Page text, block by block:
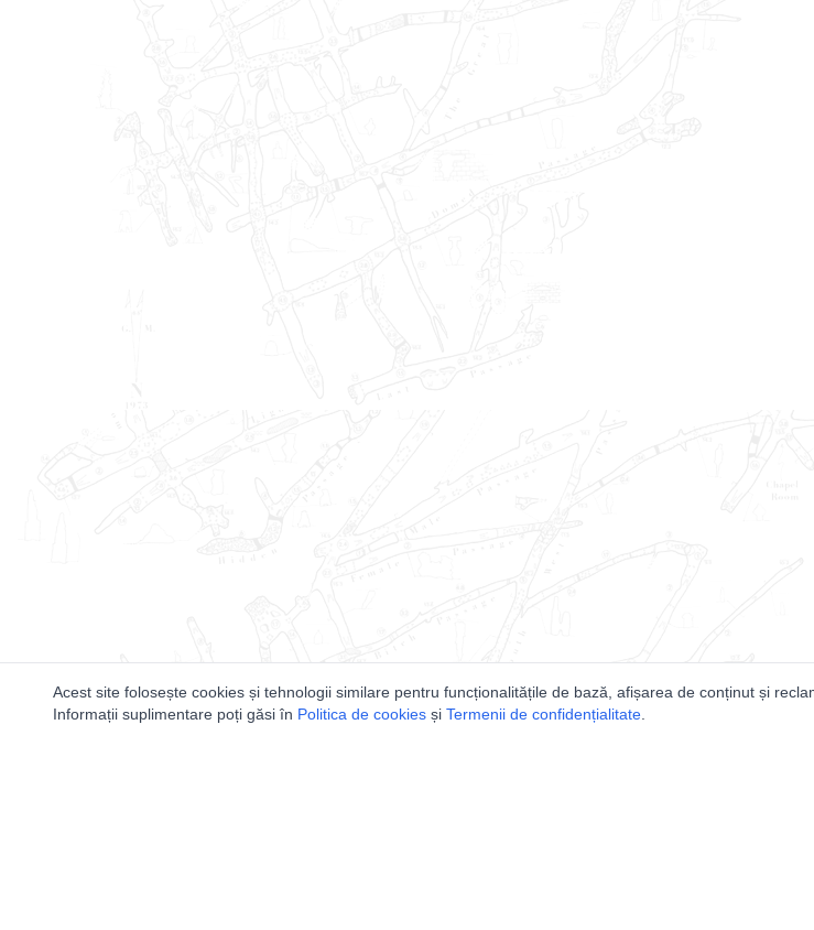
Acest site folosește cookies și tehnologii similare pentru funcționalitățile de bază, afișarea de conținut și
Informații suplimentare poți găsi în Politica de cookies și Termenii de confidențialitate